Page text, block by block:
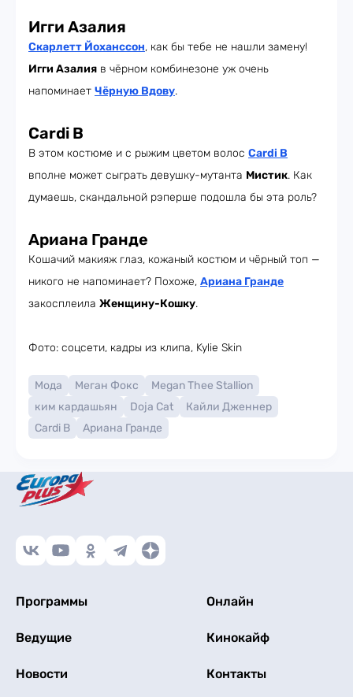
Игги Азалия
Скарлетт Йоханссон, как бы тебе не нашли замену!
Игги Азалия в чёрном комбинезоне уж очень
напоминает Чёрную Вдову.
Cardi B
В этом костюме и с рыжим цветом волос Cardi B
вполне может сыграть девушку-мутанта Мистик. Как
думаешь, скандальной рэперше подошла бы эта роль?
Ариана Гранде
Кошачий макияж глаз, кожаный костюм и чёрный топ —
никого не напоминает? Похоже, Ариана Гранде
закосплеила Женщину-Кошку.
Фото: соцсети, кадры из клипа, Kylie Skin
Мода Меган Фокс
Megan Thee Stallion
ким кардашьян
Doja Cat
Кайли Дженнер
Cardi B
Ариана Гранде
Программы Онлайн
Ведущие Кинокайф
Новости Контакты